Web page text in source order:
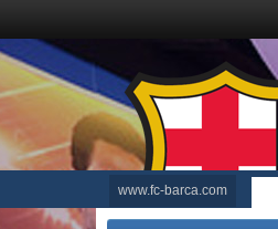
www.fc-barca.com